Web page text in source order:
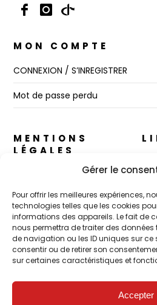
Gérer le
Pour offrir les meilleures expériences,
technologies telles que les cookies
informations des appareils. Le fait de
nous permettra de traiter des
de navigation ou les ID uniques sur ce
consentir ou de retirer son
sur certaines caractéristiques et
Accepter
MON COMPTE
CONNEXION / S’INREGISTRER
Mot de passe perdu
MENTIONS
LÉGALES
Règles de Confidentialité
CGV
Mentions Légales
Politique de cookies (UE)
CJ
POUR LES PROS